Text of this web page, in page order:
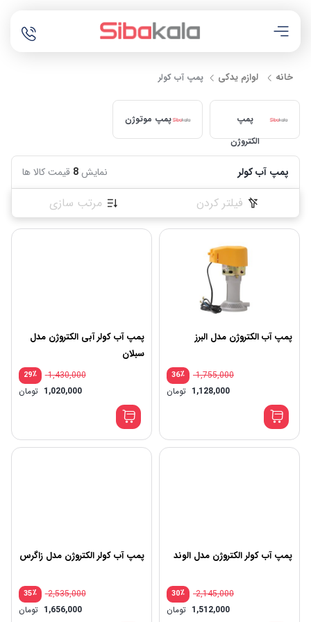
خانه لوازم یدکی پمپ آب کولر
پمپ
الکتروژن
پمپ موتوژن
پمپ آب کولر نمایش 8 قیمت کالا ها
فیلتر کردن مرتب سازی
پمپ آب الکتروژن مدل البرز
٪36 1,755,000
1,755,000 تومان
1,128,000 تومان
1,128,000 تومان.
پمپ آب کولر آبی الکتروژن مدل
سبلان
٪29
1,430,000
1,020,000 تومان
پمپ آب کولر الکتروژن مدل الوند
٪30 2,145,000
1,512,000 تومان
پمپ آب کولر الکتروژن مدل زاگرس
٪35 2,535,000
1,656,000 تومان